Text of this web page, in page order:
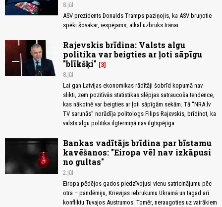
8.jūl
ASV prezidents Donalds Tramps paziņojis, ka ASV bruņotie
spēki šovakar, iespējams, atkal uzbruks Irānai.
Rajevskis brīdina: Valsts algu
politika var beigties ar ļoti sāpīgu
"blīkšķi" 3
8.jūl
Lai gan Latvijas ekonomikas rādītāji šobrīd kopumā nav
slikti, zem pozitīvās statistikas slēpjas satraucoša tendence,
kas nākotnē var beigties ar ļoti sāpīgām sekām. Tā “NRA.lv
TV sarunās” norādīja politologs Filips Rajevskis, brīdinot, ka
valsts algu politika ilgtermiņā nav ilgtspējīga.
Bankas vadītājs brīdina par bīstamu
kavēšanos: "Eiropa vēl nav izkāpusi
no gultas"
2.jūl
Eiropa pēdējos gados piedzīvojusi vienu satricinājumu pēc
otra – pandēmiju, Krievijas iebrukumu Ukrainā un tagad arī
konfliktu Tuvajos Austrumos. Tomēr, neraugoties uz vairākiem